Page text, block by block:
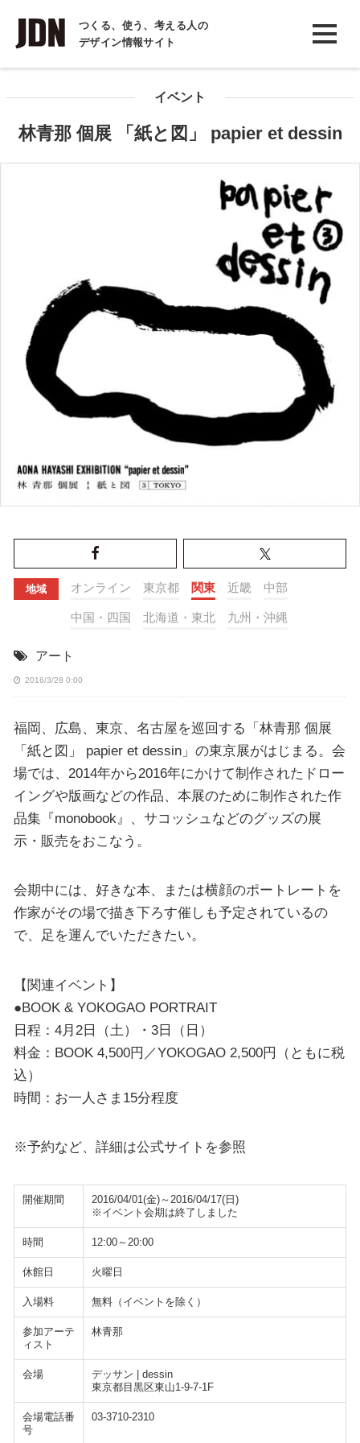
つくる、使う、考える人の
デザイン情報サイト
INTERVIEW
インタビュー
イベント
林青那 個展 「紙と図」 papier et dessin
地域 オンライン 東京都 関東 近畿 中部
中国・四国 北海道・東北 九州・沖縄
アート
2016/3/28 0:00
福岡、広島、東京、名古屋を巡回する「林青那 個展
「紙と図」 papier et dessin」の東京展がはじまる。会
場では、2014年から2016年にかけて制作されたドロー
イングや版画などの作品、本展のために制作された作
品集『monobook』、サコッシュなどのグッズの展
示・販売をおこなう。
会期中には、好きな本、または横顔のポートレートを
作家がその場で描き下ろす催しも予定されているの
で、足を運んでいただきたい。
【関連イベント】
●BOOK & YOKOGAO PORTRAIT
日程：4月2日（土）・3日（日）
料金：BOOK 4,500円／YOKOGAO 2,500円（ともに税
込）
時間：お一人さま15分程度
※予約など、詳細は公式サイトを参照
開催期間
2016/04/01(金)～2016/04/17(日)
※イベント会期は終了しました
時間 12:00～20:00
休館日 火曜日
入場料 無料（イベントを除く）
参加アーテ
ィスト
林青那
会場
デッサン | dessin
東京都目黒区東山1-9-7-1F
会場電話番
号
03-3710-2310